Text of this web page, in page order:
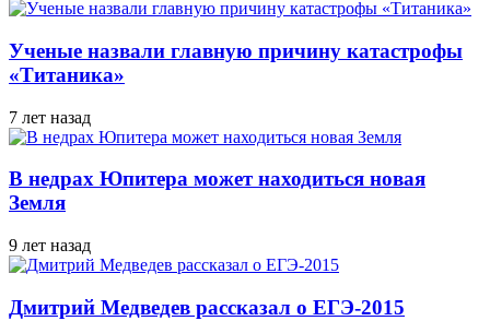
Ученые назвали главную причину катастрофы
«Титаника»
7 лет назад
В недрах Юпитера может находиться новая
Земля
9 лет назад
Дмитрий Медведев рассказал о ЕГЭ-2015